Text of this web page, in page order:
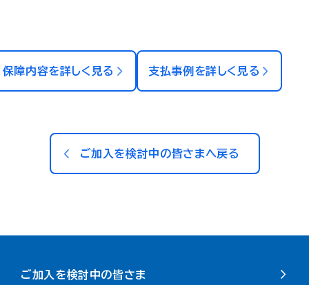
保障内容を詳しく見る 支払事例を詳しく見る
ご加入を検討中の皆さまへ戻る
ご加入を検討中の皆さま